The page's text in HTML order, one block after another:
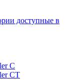
доступные в
C
CT